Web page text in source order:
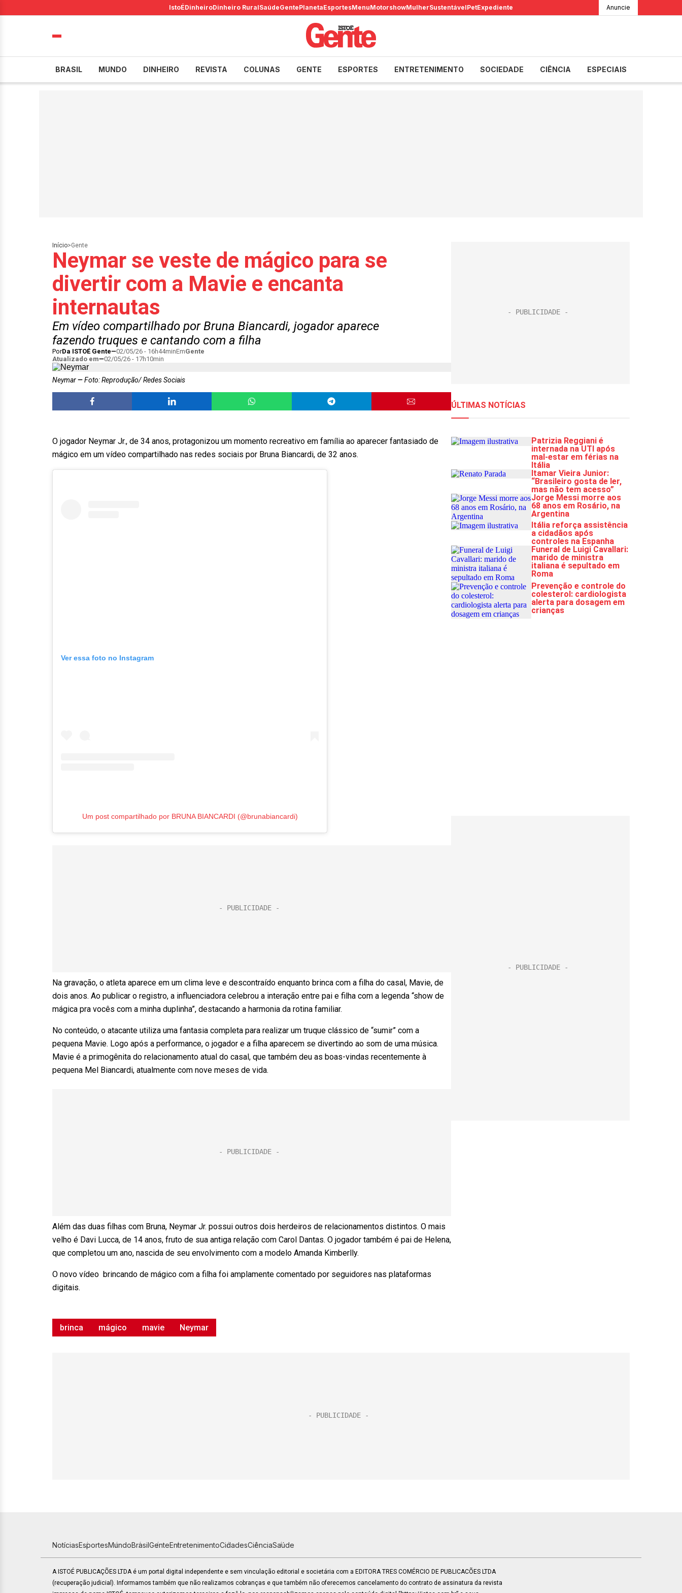
IstoÉDinheiroDinheiro RuralSaúdeGentePlanetaEsportesMenuMotorshowMulherSustentávelPetExpediente Anuncie
BRASIL MUNDO DINHEIRO REVISTA COLUNAS GENTE ESPORTES ENTRETENIMENTO SOCIEDADE CIÊNCIA ESPECIAIS
Início>Gente
Neymar se veste de mágico para se
divertir com a Mavie e encanta
internautas
Em vídeo compartilhado por Bruna Biancardi, jogador aparece
fazendo truques e cantando com a filha
PorDa ISTOÉ Gente 02/05/26 - 16h44minEmGente
Atualizado em
02/05/26 - 17h10min
Neymar Foto: Reprodução/ Redes Sociais
O jogador Neymar Jr., de 34 anos, protagonizou um momento recreativo em família ao aparecer fantasiado de
mágico em um vídeo compartilhado nas redes sociais por Bruna Biancardi, de 32 anos.
Ver essa foto no Instagram
Um post compartilhado por BRUNA BIANCARDI (@brunabiancardi)
Na gravação, o atleta aparece em um clima leve e descontraído enquanto brinca com a filha do casal, Mavie, de
dois anos. Ao publicar o registro, a influenciadora celebrou a interação entre pai e filha com a legenda “show de
mágica pra vocês com a minha duplinha”, destacando a harmonia da rotina familiar.
No conteúdo, o atacante utiliza uma fantasia completa para realizar um truque clássico de “sumir” com a
pequena Mavie. Logo após a performance, o jogador e a filha aparecem se divertindo ao som de uma música.
Mavie é a primogênita do relacionamento atual do casal, que também deu as boas-vindas recentemente à
pequena Mel Biancardi, atualmente com nove meses de vida.
Além das duas filhas com Bruna, Neymar Jr. possui outros dois herdeiros de relacionamentos distintos. O mais
velho é Davi Lucca, de 14 anos, fruto de sua antiga relação com Carol Dantas. O jogador também é pai de Helena,
que completou um ano, nascida de seu envolvimento com a modelo Amanda Kimberlly.
O novo vídeo brincando de mágico com a filha foi amplamente comentado por seguidores nas plataformas
digitais.
brinca mágico mavie Neymar
NotíciasEsportesMundoBrasilGenteEntretenimentoCidadesCiênciaSaúde
A ISTOÉ PUBLICAÇÕES LTDA é um portal digital independente e sem vinculação editorial e societária com a EDITORA TRES COMÉRCIO DE PUBLICACÕES LTDA
(recuperação judicial). Informamos também que não realizamos cobranças e que também não oferecemos cancelamento do contrato de assinatura da revista